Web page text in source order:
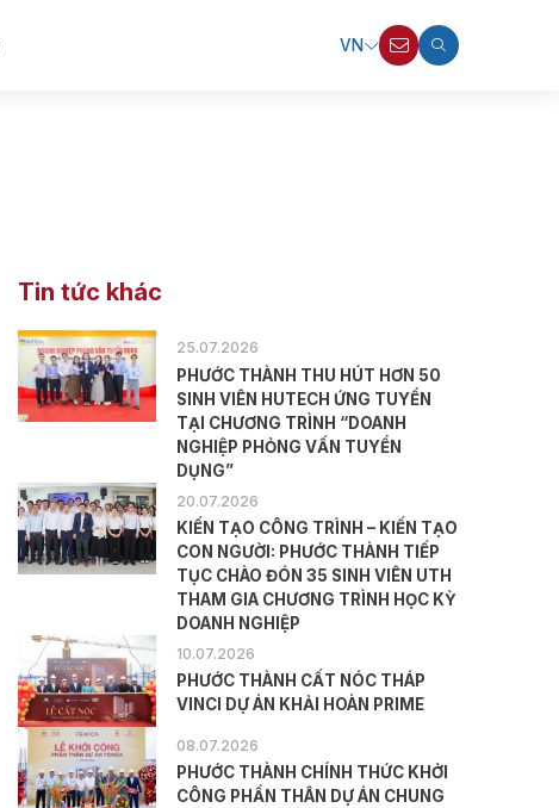
VN
Tin tức khác
25.07.2026
PHƯỚC THÀNH THU HÚT HƠN 50
SINH VIÊN HUTECH ỨNG TUYỂN
TẠI CHƯƠNG TRÌNH “DOANH
NGHIỆP PHỎNG VẤN TUYỂN
DỤNG”
20.07.2026
KIẾN TẠO CÔNG TRÌNH – KIẾN TẠO
CON NGƯỜI: PHƯỚC THÀNH TIẾP
TỤC CHÀO ĐÓN 35 SINH VIÊN UTH
THAM GIA CHƯƠNG TRÌNH HỌC KỲ
DOANH NGHIỆP
10.07.2026
PHƯỚC THÀNH CẤT NÓC THÁP
VINCI DỰ ÁN KHẢI HOÀN PRIME
08.07.2026
PHƯỚC THÀNH CHÍNH THỨC KHỞI
CÔNG PHẦN THÂN DỰ ÁN CHUNG